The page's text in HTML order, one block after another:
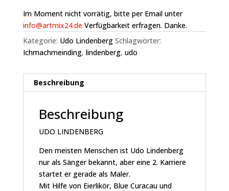
Im Moment nicht vorrätig, bitte per Email unter
info@artmix24.de Verfügbarkeit erfragen. Danke.
Kategorie: Udo Lindenberg Schlagwörter:
Ichmachmeinding, lindenberg, udo
Beschreibung
Beschreibung
UDO LINDENBERG
Den meisten Menschen ist Udo Lindenberg
nur als Sänger bekannt, aber eine 2. Karriere
startet er gerade als Maler.
Mit Hilfe von Eierlikör, Blue Curacau und